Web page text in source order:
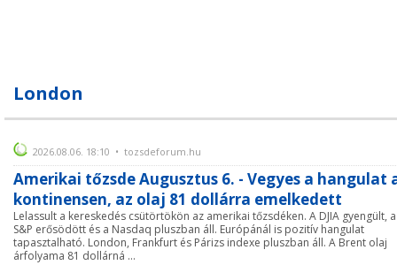
London
2026.08.06. 18:10 • tozsdeforum.hu
Amerikai tőzsde Augusztus 6. - Vegyes a hangulat
kontinensen, az olaj 81 dollárra emelkedett
Lelassult a kereskedés csütörtökön az amerikai tőzsdéken. A DJIA gyengült,
S&P erősödött és a Nasdaq pluszban áll. Európánál is pozitív hangulat
tapasztalható. London, Frankfurt és Párizs indexe pluszban áll. A Brent olaj
árfolyama 81 dollárná ...